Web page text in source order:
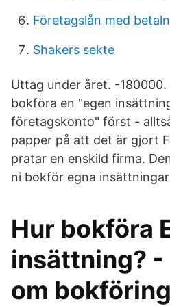
Företagslån med
Shakers sekte
Uttag under året. -
bokföra en "egen
företagskonto" först -
papper på att det är gjort
pratar en enskild firma.
ni bokför egna
Hur bokföra
insättning? -
om bokföring